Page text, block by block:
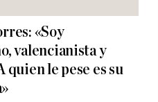
«Soy
valencianista y
quien le pese es su